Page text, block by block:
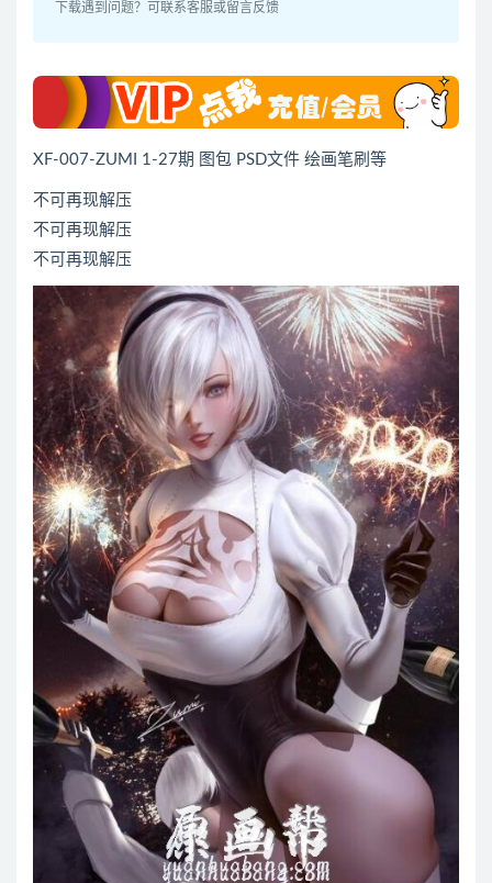
下载遇到问题？可联系客服或留言反馈
XF-007-ZUMI 1-27期 图包 PSD文件 绘画笔刷等
不可再现解压
不可再现解压
不可再现解压